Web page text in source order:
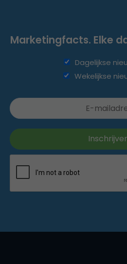
Marketingfacts. Elke
Dagelijkse
Wekelijkse